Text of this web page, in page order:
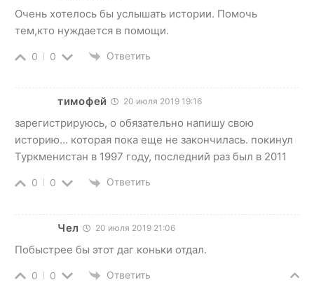
Очень хотелось бы услышать истории. Помочь
тем,кто нуждается в помощи.
0 0 Ответить
тимофей 20 июля 2019 19:16
зарегистрируюсь, о обязательно напишу свою
историю… которая пока еще не закончилась. покинул
Туркменистан в 1997 году, последний раз был в 2011
0 0 Ответить
Чел 20 июля 2019 21:06
Побыстрее бы этот даг коньки отдал.
0 0 Ответить